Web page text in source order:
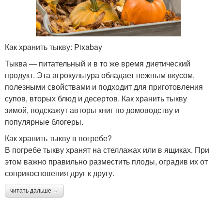
Как хранить тыкву: Pixabay
Тыква — питательный и в то же время диетический
продукт. Эта агрокультура обладает нежным вкусом,
полезными свойствами и подходит для приготовления
супов, вторых блюд и десертов. Как хранить тыкву
зимой, подскажут авторы книг по домоводству и
популярные блогеры.
Как хранить тыкву в погребе?
В погребе тыкву хранят на стеллажах или в ящиках. При
этом важно правильно разместить плоды, оградив их от
соприкосновения друг к другу.
читать дальше →